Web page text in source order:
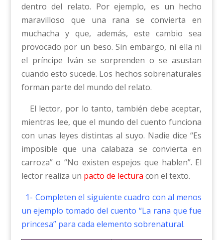
dentro del relato. Por ejemplo, es un hecho
maravilloso que una rana se convierta en
muchacha y que, además, este cambio sea
provocado por un beso. Sin embargo, ni ella ni
el príncipe Iván se sorprenden o se asustan
cuando esto sucede. Los hechos sobrenaturales
forman parte del mundo del relato.
El lector, por lo tanto, también debe aceptar,
mientras lee, que el mundo del cuento funciona
con unas leyes distintas al suyo. Nadie dice “Es
imposible que una calabaza se convierta en
carroza” o “No existen espejos que hablen”. El
lector realiza un pacto de lectura con el texto.
1- Completen el siguiente cuadro con al menos
un ejemplo tomado del cuento “La rana que fue
princesa” para cada elemento sobrenatural.